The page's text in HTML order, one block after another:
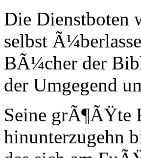
Die Dienstboten
selbst
BÃ¼cher der
der Umgegend
Seine grÃ¶ÃŸte
hinunterzugehn